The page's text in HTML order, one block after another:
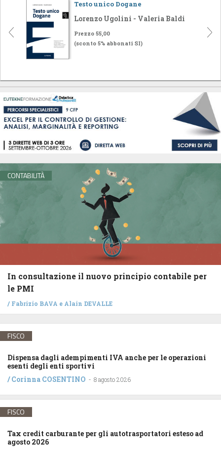
Testo unico Dogane
Lorenzo Ugolini - Valeria Baldi
Prezzo 55,00
(sconto 5% abbonati SI)
CONTABILITÀ
In consultazione il nuovo principio contabile per
le PMI
/ Fabrizio BAVA e Alain DEVALLE
FISCO
Dispensa dagli adempimenti IVA anche per le operazioni
esenti degli enti sportivi
/Corinna COSENTINO - 8 agosto 2026
FISCO
Tax credit carburante per gli autotrasportatori esteso ad
agosto 2026